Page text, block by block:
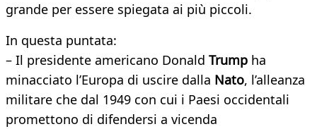
grande per essere spiegata ai più piccoli.
In questa puntata:
– Il presidente americano Donald Trump ha
minacciato l’Europa di uscire dalla Nato, l’alleanza
militare che dal 1949 con cui i Paesi occidentali
promettono di difendersi a vicenda